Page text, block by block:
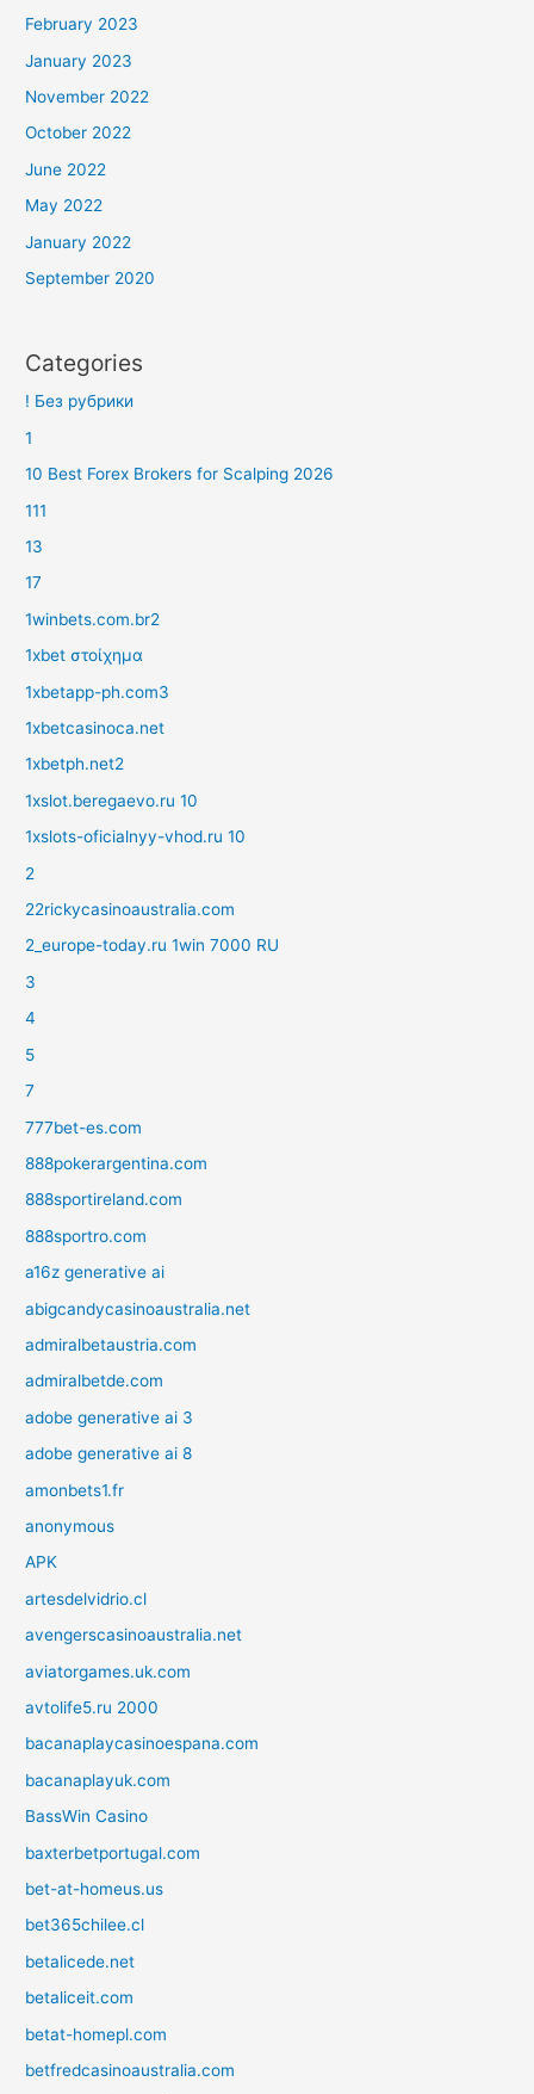
February 2023
January 2023
November 2022
October 2022
June 2022
May 2022
January 2022
September 2020
Categories
! Без рубрики
1
10 Best Forex Brokers for Scalping 2026
111
13
17
1winbets.com.br2
1xbet στοίχημα
1xbetapp-ph.com3
1xbetcasinoca.net
1xbetph.net2
1xslot.beregaevo.ru 10
1xslots-oficialnyy-vhod.ru 10
2
22rickycasinoaustralia.com
2_europe-today.ru 1win 7000 RU
3
4
5
7
777bet-es.com
888pokerargentina.com
888sportireland.com
888sportro.com
a16z generative ai
abigcandycasinoaustralia.net
admiralbetaustria.com
admiralbetde.com
adobe generative ai 3
adobe generative ai 8
amonbets1.fr
anonymous
APK
artesdelvidrio.cl
avengerscasinoaustralia.net
aviatorgames.uk.com
avtolife5.ru 2000
bacanaplaycasinoespana.com
bacanaplayuk.com
BassWin Casino
baxterbetportugal.com
bet-at-homeus.us
bet365chilee.cl
betalicede.net
betaliceit.com
betat-homepl.com
betfredcasinoaustralia.com